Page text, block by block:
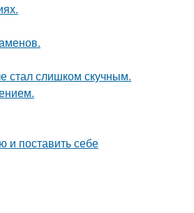
стал слишком скучным.
и поставить себе